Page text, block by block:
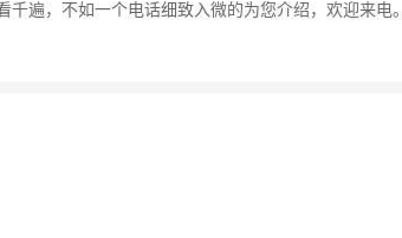
遍，不如一个电话细致入微的为您介绍，欢迎来电。